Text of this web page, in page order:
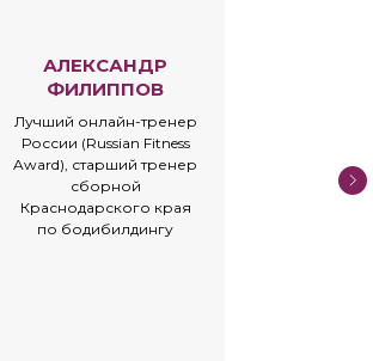
АЛЕКСАНДР
ФИЛИППОВ
Лучший онлайн-тренер
России (Russian Fitness
Award), старший тренер
сборной
Краснодарского края
по бодибилдингу